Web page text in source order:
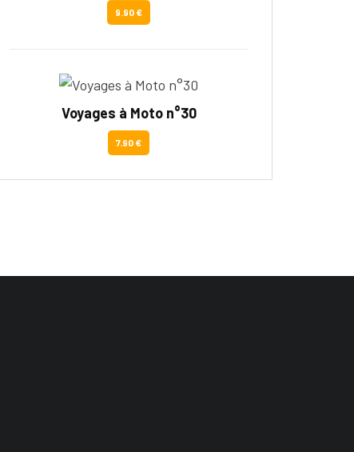
9.90 €
Voyages à Moto n°30
7.90 €